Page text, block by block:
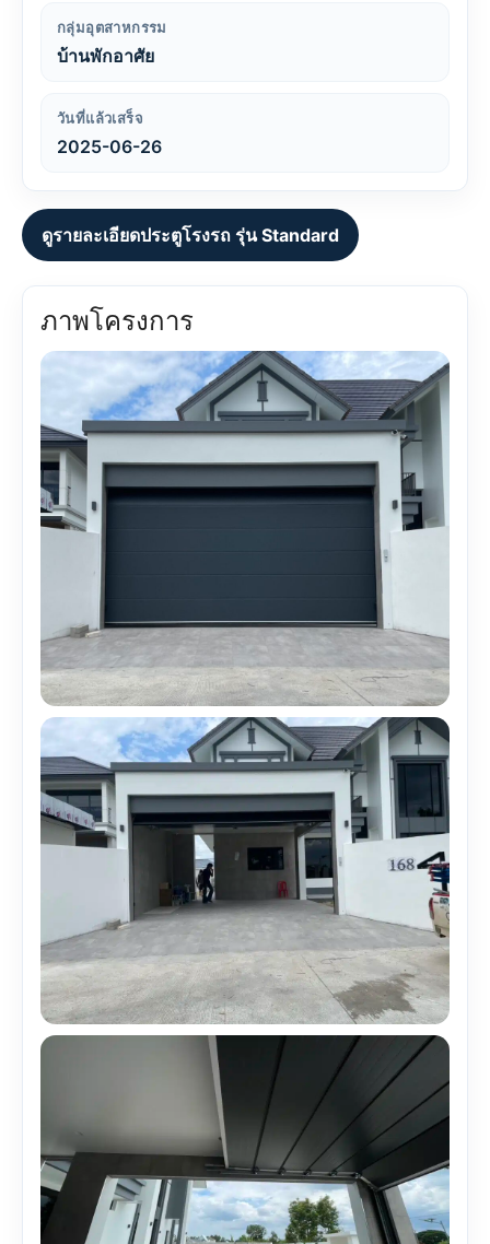
กลุ่มอุตสาหกรรม
บ้านพักอาศัย
วันที่แล้วเสร็จ
2025-06-26
ดูรายละเอียดประตูโรงรถ รุ่น Standard
ภาพโครงการ